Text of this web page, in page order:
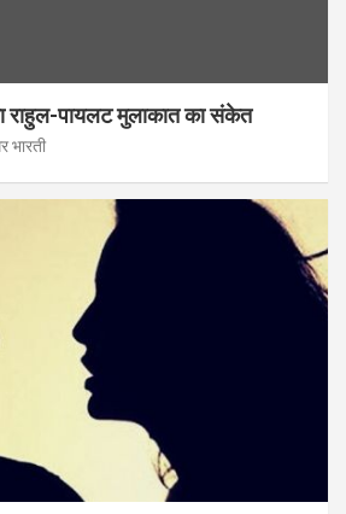
राहुल-पायलट मुलाकात का संकेत
भारती